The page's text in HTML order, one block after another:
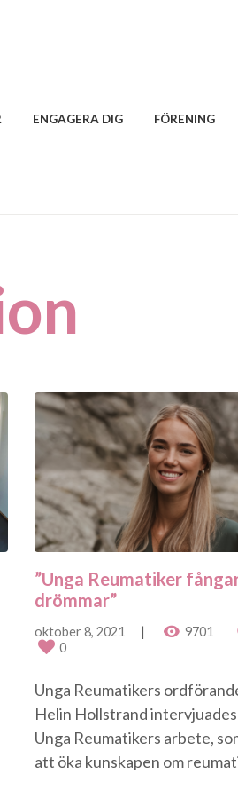
ENGAGERA DIG FÖRENING
”Unga Reumatiker
drömmar”
oktober 8, 2021 9701
0
Unga Reumatikers
Helin Hollstrand
Unga Reumatikers arbete,
att öka kunskapen om